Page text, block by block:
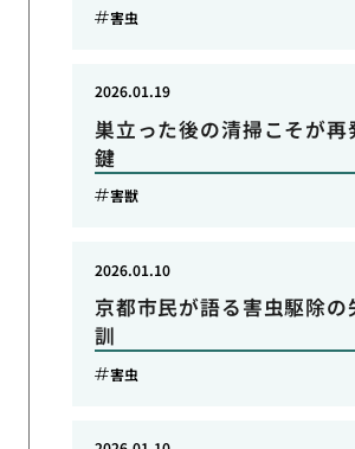
害虫
巣立った後の清掃こそが再
鍵
2026.01.19
害獣
京都市民が語る害虫駆除の
訓
2026.01.10
害虫